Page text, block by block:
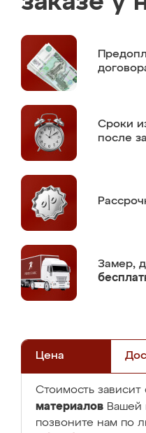
Сроки
после
Замер,
Цена
Стоимость зависит
материалов Вашей
позвоните нам по